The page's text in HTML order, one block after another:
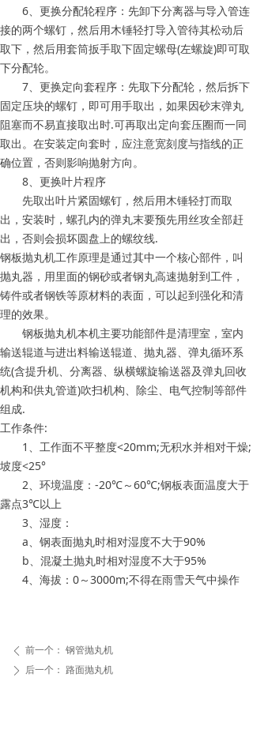
6、更换分配轮程序：先卸下分离器与导入管连
接的两个螺钉，然后用木锤轻打导入管待其松动后
取下，然后用套筒扳手取下固定螺母(左螺旋)即可取
下分配轮。
7、更换定向套程序：先取下分配轮，然后拆下
固定压块的螺钉，即可用手取出，如果因砂末弹丸
阻塞而不易直接取出时.可再取出定向套压圈而一同
取出。在安装定向套时，应注意宽刻度与指线的正
确位置，否则影响抛射方向。
8、更换叶片程序
先取出叶片紧固螺钉，然后用木锤轻打而取
出，安装时，螺孔内的弹丸末要预先用丝攻全部赶
出，否则会损坏圆盘上的螺纹线.
钢板抛丸机工作原理是通过其中一个核心部件，叫
抛丸器，用里面的钢砂或者钢丸高速抛射到工件，
铸件或者钢铁等原材料的表面，可以起到强化和清
理的效果。
钢板抛丸机本机主要功能部件是清理室，室内
输送辊道与进出料输送辊道、抛丸器、弹丸循环系
统(含提升机、分离器、纵横螺旋输送器及弹丸回收
机构和供丸管道)吹扫机构、除尘、电气控制等部件
组成.
工作条件:
1、工作面不平整度<20mm;无积水并相对干燥;
坡度<25°
2、环境温度：-20℃～60℃;钢板表面温度大于
露点3℃以上
3、湿度：
a、钢表面抛丸时相对湿度不大于90%
b、混凝土抛丸时相对湿度不大于95%
4、海拔：0～3000m;不得在雨雪天气中操作
ꄴ 前一个： 钢管抛丸机
ꄲ 后一个： 路面抛丸机